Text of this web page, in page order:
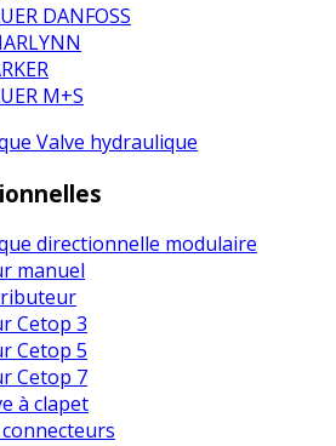
DANFOSS
M+S
Valve hydraulique
manuel
Cetop 3
Cetop 5
Cetop 7
à clapet